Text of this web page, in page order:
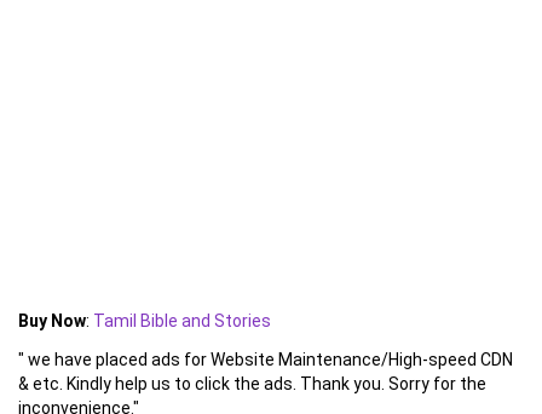
Buy Now: Tamil Bible and Stories
" we have placed ads for Website Maintenance/High-speed CDN
& etc. Kindly help us to click the ads. Thank you. Sorry for the
inconvenience."